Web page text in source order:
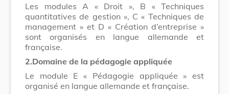
Les modules A « Droit », B « Techniques
quantitatives de gestion », C « Techniques de
management » et D « Création d’entreprise »
sont organisés en langue allemande et
française.
2.Domaine de la pédagogie appliquée
Le module E « Pédagogie appliquée » est
organisé en langue allemande et française.